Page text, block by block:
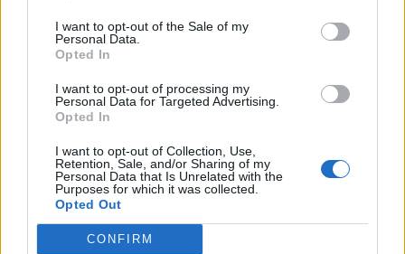
I want to opt-out of the Sale of my
Personal Data.
Opted In
I want to opt-out of processing my
Personal Data for Targeted Advertising.
Opted In
I want to opt-out of Collection, Use,
Retention, Sale, and/or Sharing of my
Personal Data that Is Unrelated with the
Purposes for which it was collected.
Opted Out
CONFIRM
Νηστεία Δεκαπενταύγουστου: Γιατί σήμερα 6
Αυγούστου τρώμε μόνο ψάρι
ΕΠΙΚΑΙΡΌΤΗΤΑ 06/08/2026 - 14:32